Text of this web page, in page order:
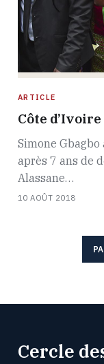
ARTICLE
Côte
Simone
après 7 ans de
Alassane…
10 AOÛT 2018
Cercle